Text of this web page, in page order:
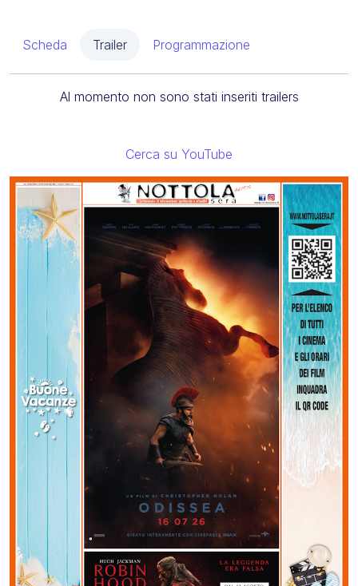
Scheda Trailer Programmazione
Al momento non sono stati inseriti trailers
Cerca su YouTube